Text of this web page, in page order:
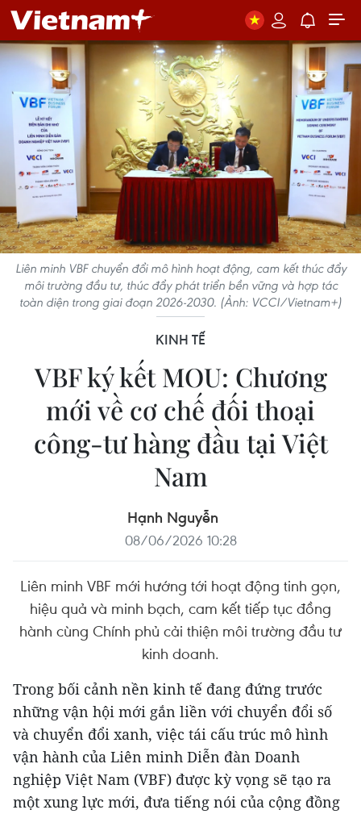
Liên minh VBF chuyển đổi mô hình hoạt động, cam kết thúc đẩy
môi trường đầu tư, thúc đẩy phát triển bền vững và hợp tác
toàn diện trong giai đoạn 2026-2030. (Ảnh: VCCI/Vietnam+)
KINH TẾ
VBF ký kết MOU: Chương
mới về cơ chế đối thoại
công-tư hàng đầu tại Việt
Nam
Hạnh Nguyễn
08/06/2026 10:28
Liên minh VBF mới hướng tới hoạt động tinh gọn,
hiệu quả và minh bạch, cam kết tiếp tục đồng
hành cùng Chính phủ cải thiện môi trường đầu tư
kinh doanh.
Trong bối cảnh nền kinh tế đang đứng trước
những vận hội mới gắn liền với chuyển đổi số
và chuyển đổi xanh, việc tái cấu trúc mô hình
vận hành của Liên minh Diễn đàn Doanh
nghiệp Việt Nam (VBF) được kỳ vọng sẽ tạo ra
một xung lực mới, đưa tiếng nói của cộng đồng